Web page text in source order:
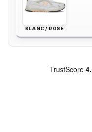
BLANC / ROSE